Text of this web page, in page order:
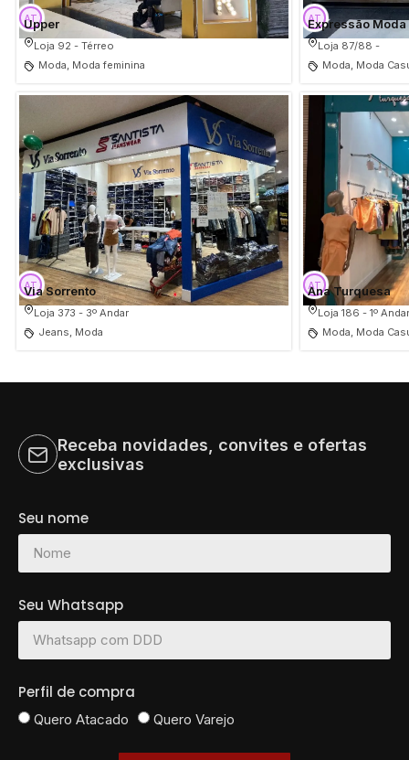
Upper
Loja 92 - Térreo
Moda, Moda feminina
Expressão Moda
Loja 87/88 -
Moda, Moda
Via Sorrento
Loja 373 - 3º Andar
Jeans, Moda
Ana Turquesa
Loja 186 - 1º
Moda, Moda
Receba novidades, convites e ofertas
exclusivas
Seu nome
Seu Whatsapp
Perfil de compra
Quero Atacado Quero Varejo